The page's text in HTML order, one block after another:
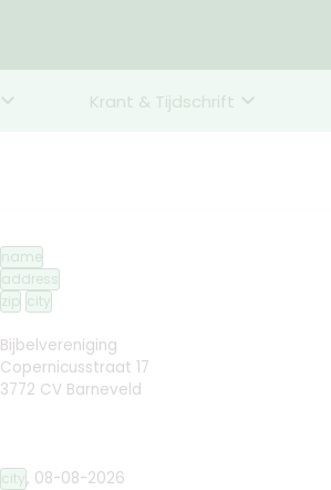
Krant & Tijdschrift
name
address
zip city
Bijbelvereniging
Copernicusstraat 17
3772 CV Barneveld
city, 08-08-2026